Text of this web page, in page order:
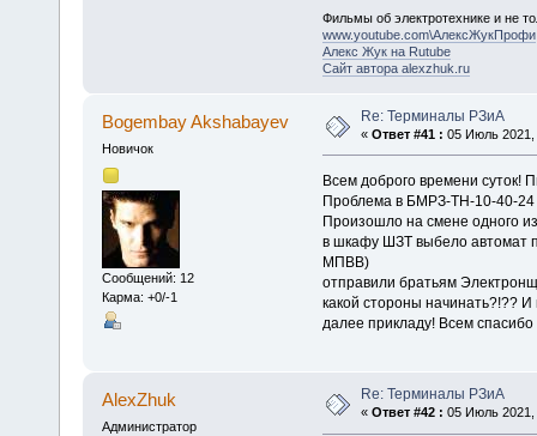
Фильмы об электротехнике и не
www.youtube.com\АлексЖукПрофи
Алекс Жук на Rutube
Сайт автора alexzhuk.ru
Bogembay Akshabayev
Новичок
Сообщений: 12
Карма: +0/-1
Re: Терминалы РЗиА
« Ответ #41 : 05 Июль 2021,
Всем доброго времени суток!
Проблема в БМРЗ-ТН-10-40-
Произошло на смене одного
в шкафу ШЗТ выбело автомат
МПВВ)
отправили братьям
какой стороны начинать?!??
далее прикладу! Всем
AlexZhuk
Администратор
Re: Терминалы РЗиА
« Ответ #42 : 05 Июль 2021,